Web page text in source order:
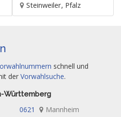
Steinweiler, Pfalz
schnell und
der Vorwahlsuche.
Württemberg
0621
Mannheim